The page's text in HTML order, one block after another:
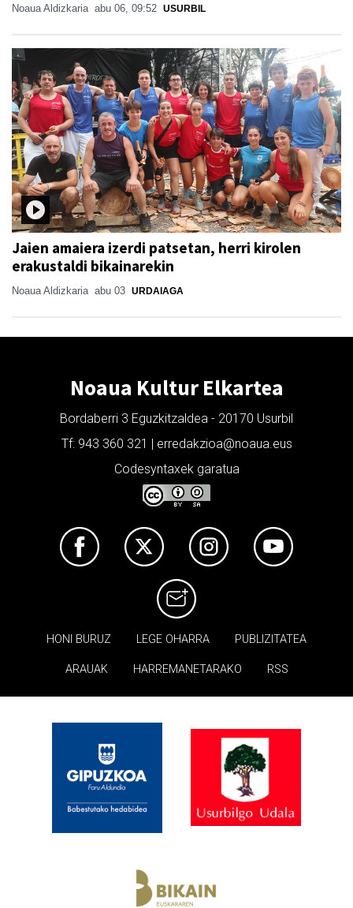
Noaua Aldizkaria abu 06, 09:52 USURBIL
Jaien amaiera izerdi patsetan, herri kirolen
erakustaldi bikainarekin
Noaua Aldizkaria abu 03 URDAIAGA
Noaua Kultur Elkartea
Bordaberri 3 Eguzkitzaldea - 20170 Usurbil
Tf: 943 360 321 | erredakzioa@noaua.eus
Codesyntaxek garatua
HONI BURUZ LEGE OHARRA PUBLIZITATEA
ARAUAK HARREMANETARAKO RSS